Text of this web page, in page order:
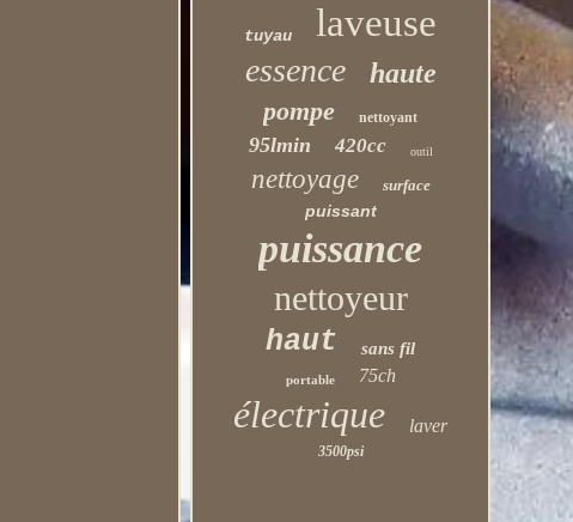
tuyau laveuse
essence haute
pompe nettoyant
95lmin 420cc outil
nettoyage surface
puissant
puissance
nettoyeur
haut sans fil
portable 75ch
électrique laver
3500psi